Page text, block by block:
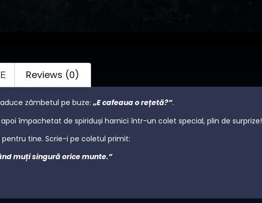
Reviews (0)
zâmbetul pe buze:„E cafeaua orețetă?”.
împachetat de spiriduși harnici într-un colet special, plin de surprize!
tine. Scrie-i pe coletul primit:
muți singură orice munte.”